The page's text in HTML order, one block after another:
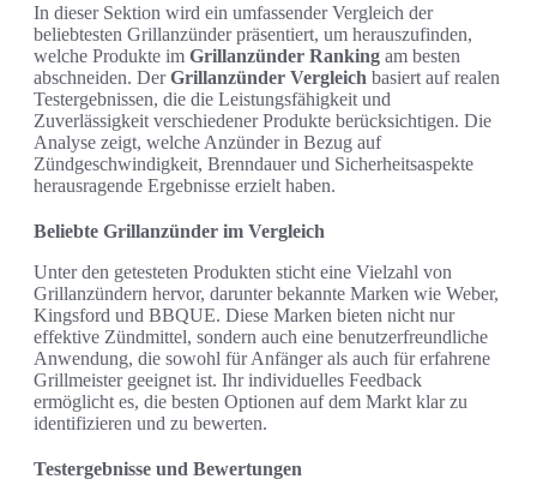
In dieser Sektion wird ein umfassender Vergleich der
beliebtesten Grillanzünder präsentiert, um herauszufinden,
welche Produkte im Grillanzünder Ranking am besten
abschneiden. DerGrillanzünder Vergleich basiert auf realen
Testergebnissen, die die Leistungsfähigkeit und
Zuverlässigkeit verschiedener Produkte berücksichtigen. Die
Analyse zeigt, welche Anzünder in Bezug auf
Zündgeschwindigkeit, Brenndauer und Sicherheitsaspekte
herausragende Ergebnisse erzielt haben.
Beliebte Grillanzünder im Vergleich
Unter den getesteten Produkten sticht eine Vielzahl von
Grillanzündern hervor, darunter bekannte Marken wie Weber,
Kingsford und BBQUE. Diese Marken bieten nicht nur
effektive Zündmittel, sondern auch eine benutzerfreundliche
Anwendung, die sowohl für Anfänger als auch für erfahrene
Grillmeister geeignet ist. Ihr individuelles Feedback
ermöglicht es, die besten Optionen auf dem Markt klar zu
identifizieren und zu bewerten.
Testergebnisse und Bewertungen